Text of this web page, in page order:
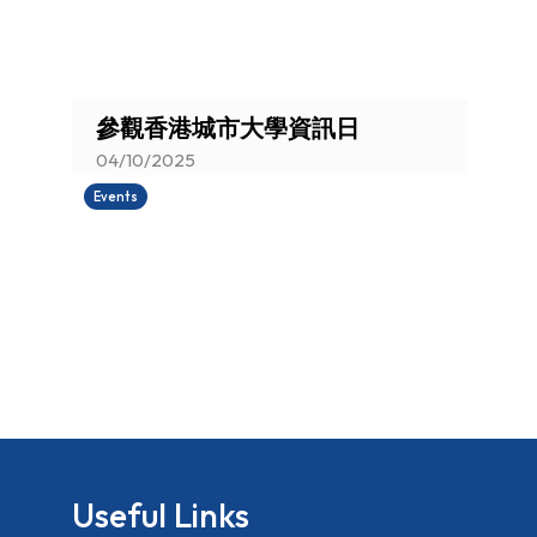
Events
參觀香港城市大學資訊日
04/10/2025
Useful Links